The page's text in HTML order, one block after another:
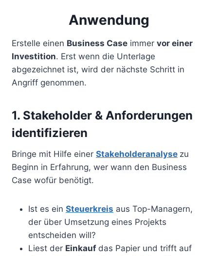
Anwendung
Erstelle einen Business Case immer vor einer
Investition. Erst wenn die Unterlage
abgezeichnet ist, wird der nächste Schritt in
Angriff genommen.
1. Stakeholder & Anforderungen
identifizieren
Bringe mit Hilfe einer Stakeholderanalyse zu
Beginn in Erfahrung, wer wann den Business
Case wofür benötigt.
Ist es ein Steuerkreis aus Top-Managern,
der über Umsetzung eines Projekts
entscheiden will?
Liest der Einkauf das Papier und trifft auf